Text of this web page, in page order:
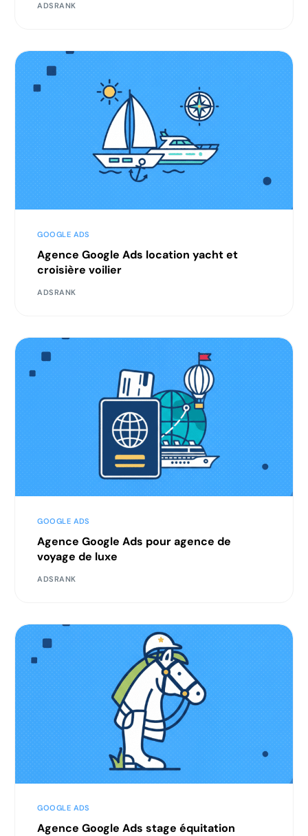
ADSRANK
GOOGLE ADS
Agence Google Ads location yacht et
croisière voilier
ADSRANK
GOOGLE ADS
Agence Google Ads pour agence de
voyage de luxe
ADSRANK
GOOGLE ADS
Agence Google Ads stage équitation